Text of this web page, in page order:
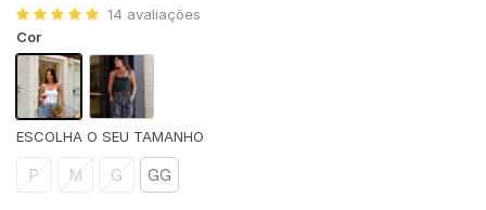
14 avaliações
Cor
P M G GG